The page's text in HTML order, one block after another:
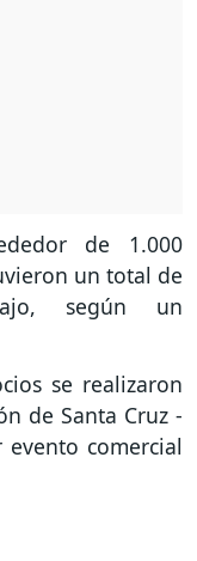
de 1.000
un total de
según un
se realizaron
de Santa Cruz -
comercial